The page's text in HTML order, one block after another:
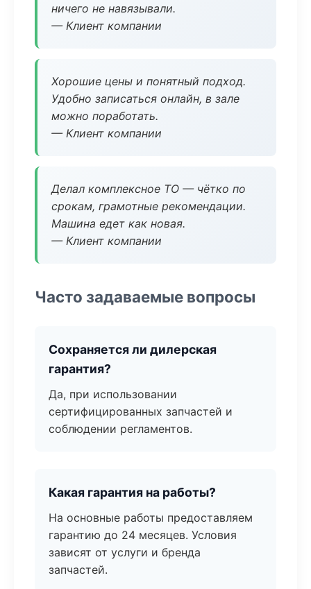
ничего не навязывали.
— Клиент компании
Хорошие цены и понятный подход.
Удобно записаться онлайн, в зале
можно поработать.
— Клиент компании
Делал комплексное ТО — чётко по
срокам, грамотные рекомендации.
Машина едет как новая.
— Клиент компании
Часто задаваемые вопросы
Сохраняется ли дилерская
гарантия?
Да, при использовании
сертифицированных запчастей и
соблюдении регламентов.
Какая гарантия на работы?
На основные работы предоставляем
гарантию до 24 месяцев. Условия
зависят от услуги и бренда
запчастей.